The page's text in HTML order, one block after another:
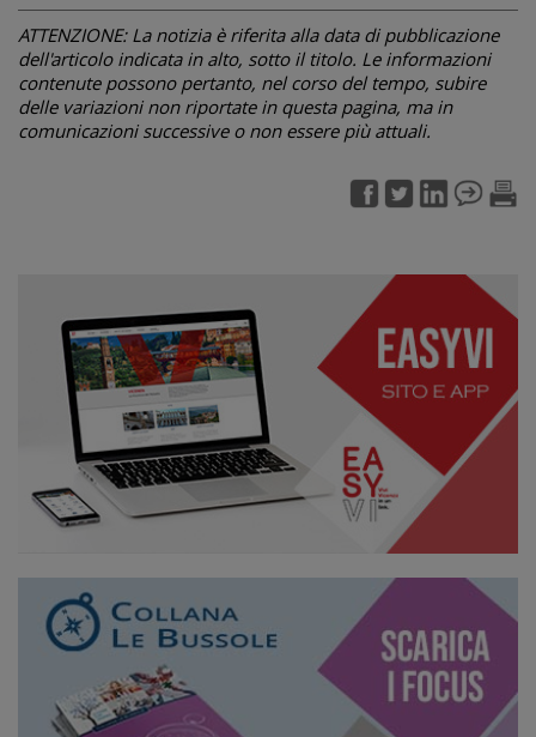
ATTENZIONE: La notizia è riferita alla data di pubblicazione
dell'articolo indicata in alto, sotto il titolo. Le informazioni
contenute possono pertanto, nel corso del tempo, subire
delle variazioni non riportate in questa pagina, ma in
comunicazioni successive o non essere più attuali.